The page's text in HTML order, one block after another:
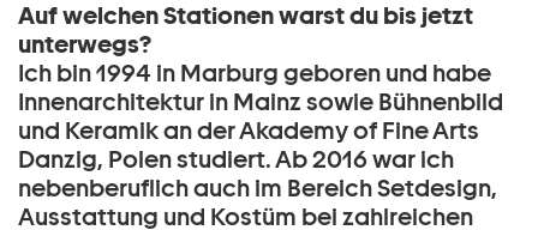
Auf welchen Stationen warst du bis jetzt
unterwegs?
Ich bin 1994 in Marburg geboren und habe
Innenarchitektur in Mainz sowie Bühnenbild
und Keramik an der Akademy of Fine Arts
Danzig, Polen studiert. Ab 2016 war ich
nebenberuflich auch im Bereich Setdesign,
Ausstattung und Kostüm bei zahlreichen